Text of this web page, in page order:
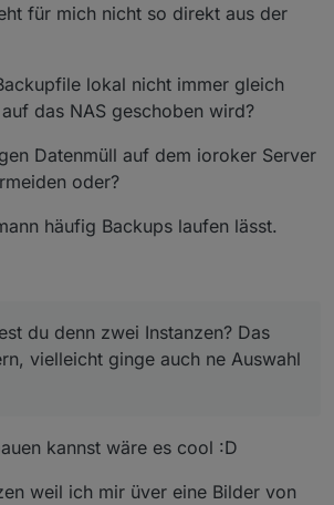
für mich nicht so direkt aus der
lokal nicht immer gleich
das NAS geschoben wird?
Datenmüll auf dem ioroker Server
oder?
häufig Backups laufen lässt.
du denn zwei Instanzen? Das
vielleicht ginge auch ne Auswahl
kannst wäre es cool :D
weil ich mir üver eine Bilder von